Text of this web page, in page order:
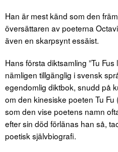
Han är mest känd som den
översättaren av poeterna
även en skarpsynt essäist.
Hans första diktsamling ”Tu Fus
nämligen tillgänglig i svensk
egendomlig diktbok, snudd på
om den kinesiske poeten Tu Fu
som den vise poetens namn
efter sin död förlänas han så,
poetisk självbiografi.